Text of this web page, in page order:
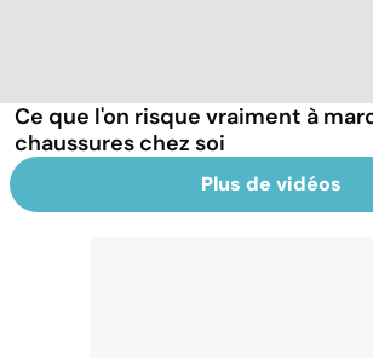
Ce que l'on risque vraiment à
chaussures chez soi
Plus de vidéos